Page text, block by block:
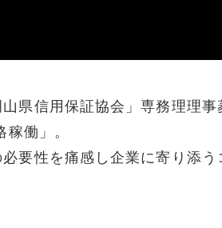
県信用保証協会」専務理理事
働」。
要性を痛感し企業に寄り添